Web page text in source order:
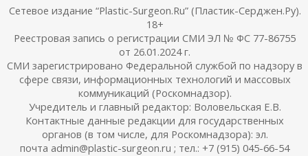
Сетевое издание “Plastic-Surgeon.Ru” (Пластик-Серджен.Ру).
18+
Реестровая запись о регистрации СМИ ЭЛ № ФС 77-86755
от 26.01.2024 г.
СМИ зарегистрировано Федеральной службой по надзору в
сфере связи, информационных технологий и массовых
коммуникаций (Роскомнадзор).
Учредитель и главный редактор: Воловельская Е.В.
Контактные данные редакции для государственных
органов (в том числе, для Роскомнадзора): эл.
почта admin@plastic-surgeon.ru ; тел.: +7 (915) 045-66-54